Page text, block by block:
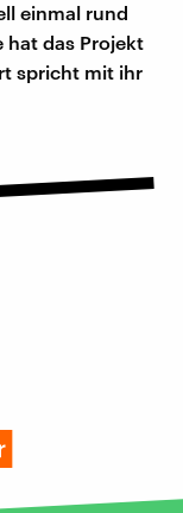
einmal rund
hat das Projekt
spricht mit ihr